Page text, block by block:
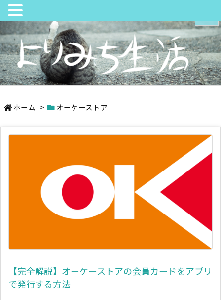
日々の中でちょっとよりみち
メニュ
サイド
次へ
検索
ホーム > オーケーストア
【完全解説】オーケーストアの会員カードをアプリ
で発行する方法